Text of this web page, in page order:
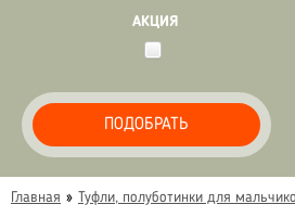
АКЦИЯ
ПОДОБРАТЬ
Главная » Туфли, полуботинки для